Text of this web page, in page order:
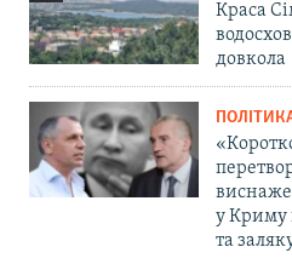
Краса
довкола
у Криму
та